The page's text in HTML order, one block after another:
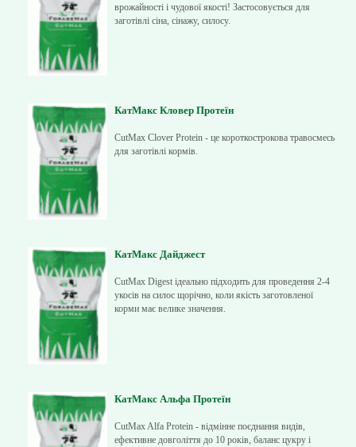
врожайності і чудової якості! Застосовується для
заготівлі сіна, сінажу, силосу.
КатМакс Кловер Протеїн
CutMax Clover Protein - це короткострокова травосмесь
для заготівлі кормів.
КатМакс Дайджест
CutMax Digest ідеально підходить для проведення 2-4
укосів на силос щорічно, коли якість заготовленої
корми має велике значення.
КатМакс Альфа Протеїн
CutMax Alfa Protein - відмінне поєднання видів,
ефективне довголіття до 10 років, баланс цукру і